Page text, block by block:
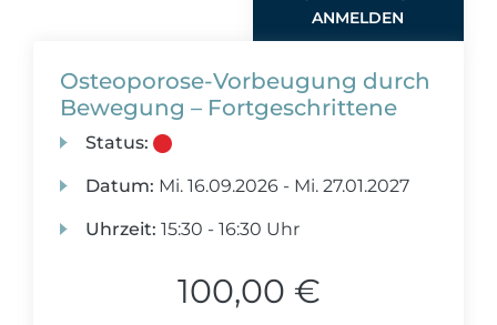
ANMELDEN
Osteoporose-Vorbeugung durch
Bewegung – Fortgeschrittene
Status:
Datum: Mi. 16.09.2026 - Mi. 27.01.2027
Uhrzeit: 15:30 - 16:30 Uhr
100,00 €